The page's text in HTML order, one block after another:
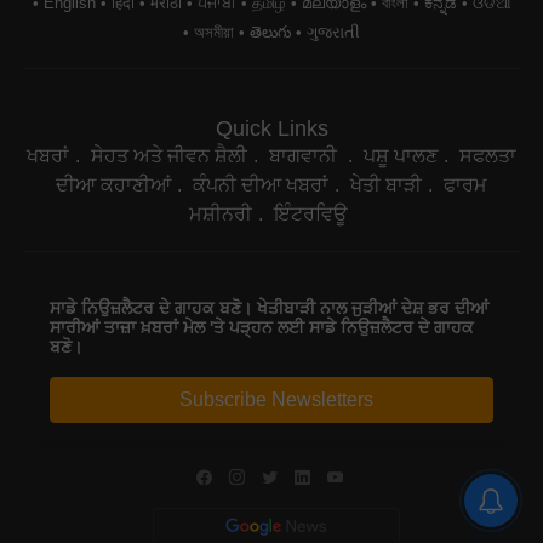
অসমীয়া
తెలుగు ગુજરાતી
Quick Links
ਖਬਰਾਂ ਸੇਹਤ ਅਤੇ ਜੀਵਨ ਸ਼ੈਲੀ ਬਾਗਵਾਨੀ ਪਸ਼ੂ ਪਾਲਣ
ਸਫਲਤਾ
ਦੀਆ ਕਹਾਣੀਆਂ
ਕੰਪਨੀ ਦੀਆ ਖਬਰਾਂ ਖੇਤੀ ਬਾੜੀ
ਫਾਰਮ
ਮਸ਼ੀਨਰੀ
ਇੰਟਰਵਿਊ
ਸਾਡੇ ਨਿਉਜ਼ਲੈਟਰ ਦੇ ਗਾਹਕ ਬਣੋ। ਖੇਤੀਬਾੜੀ ਨਾਲ ਜੁੜੀਆਂ ਦੇਸ਼ ਭਰ ਦੀਆਂ
ਸਾਰੀਆਂ ਤਾਜ਼ਾ ਖ਼ਬਰਾਂ ਮੇਲ 'ਤੇ ਪੜ੍ਹਨ ਲਈ ਸਾਡੇ ਨਿਉਜ਼ਲੈਟਰ ਦੇ ਗਾਹਕ
ਬਣੋ।
Subscribe Newsletters